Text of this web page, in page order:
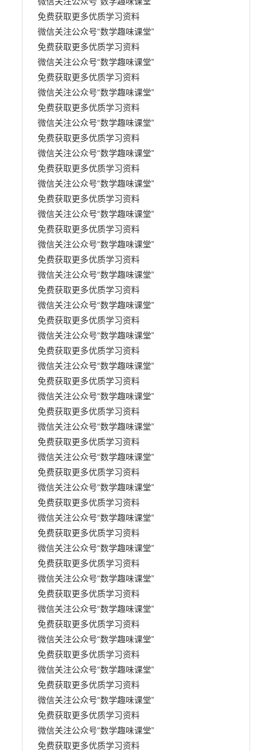
免费获取更多优质学习资料
微信关注公众号“数学趣味课堂”
免费获取更多优质学习资料
微信关注公众号“数学趣味课堂”
免费获取更多优质学习资料
微信关注公众号“数学趣味课堂”
免费获取更多优质学习资料
微信关注公众号“数学趣味课堂”
免费获取更多优质学习资料
微信关注公众号“数学趣味课堂”
免费获取更多优质学习资料
微信关注公众号“数学趣味课堂”
免费获取更多优质学习资料
微信关注公众号“数学趣味课堂”
免费获取更多优质学习资料
微信关注公众号“数学趣味课堂”
免费获取更多优质学习资料
微信关注公众号“数学趣味课堂”
免费获取更多优质学习资料
微信关注公众号“数学趣味课堂”
免费获取更多优质学习资料
微信关注公众号“数学趣味课堂”
免费获取更多优质学习资料
微信关注公众号“数学趣味课堂”
免费获取更多优质学习资料
微信关注公众号“数学趣味课堂”
免费获取更多优质学习资料
微信关注公众号“数学趣味课堂”
免费获取更多优质学习资料
微信关注公众号“数学趣味课堂”
免费获取更多优质学习资料
微信关注公众号“数学趣味课堂”
免费获取更多优质学习资料
微信关注公众号“数学趣味课堂”
免费获取更多优质学习资料
微信关注公众号“数学趣味课堂”
免费获取更多优质学习资料
微信关注公众号“数学趣味课堂”
免费获取更多优质学习资料
微信关注公众号“数学趣味课堂”
免费获取更多优质学习资料
微信关注公众号“数学趣味课堂”
免费获取更多优质学习资料
微信关注公众号“数学趣味课堂”
免费获取更多优质学习资料
微信关注公众号“数学趣味课堂”
免费获取更多优质学习资料
微信关注公众号“数学趣味课堂”
免费获取更多优质学习资料